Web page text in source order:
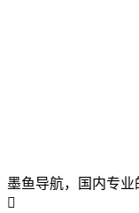
墨鱼导航，国内专业
